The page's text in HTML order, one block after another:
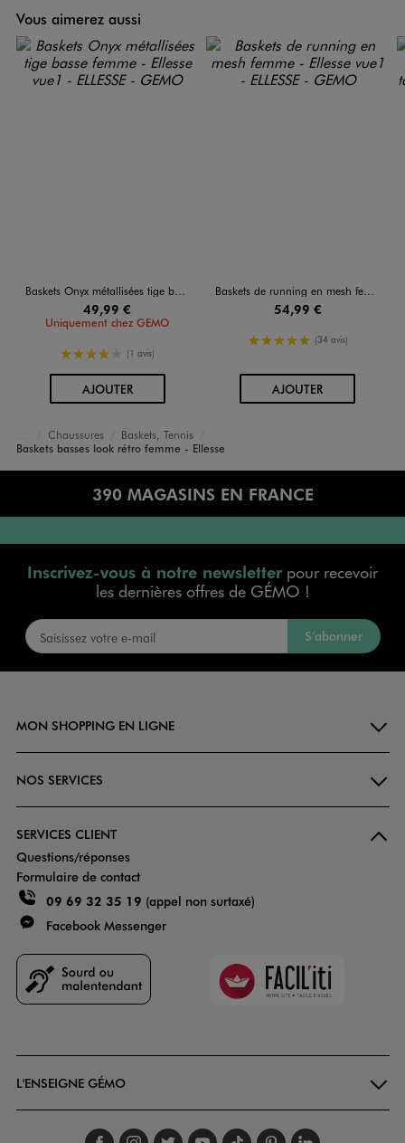
Vous aimerez aussi
Baskets Onyx métallisées tige basse femme - Ellesse
49,99 €
Uniquement chez GEMO
4/5 de moyenne
(1 avis)
AJOUTERAU PANIER
Baskets de running en mesh femme - Ellesse
54,99 €
5/5 de moyenne
(34 avis)
AJOUTERAU PANIER
Accueil
Femme
Chaussures
Baskets, Tennis
Baskets basses look rétro femme - Ellesse
390 MAGASINS EN FRANCE
Inscrivez-vous à notre newsletterpour recevoir
les dernières offres de GÉMO !
S’abonner
MON SHOPPING EN LIGNE
NOS SERVICES
SERVICES CLIENT
Questions/réponses
Formulaire de contact
09 69 32 35 19 (appel non surtaxé)
Facebook Messenger
Faciliti
L'ENSEIGNE GÉMO